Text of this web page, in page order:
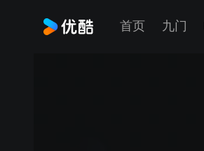
首页 九门